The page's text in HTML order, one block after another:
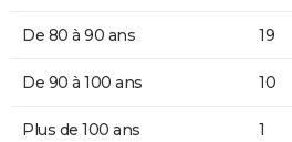
De 80 à 90 ans 19
De 90 à 100 ans 10
Plus de 100 ans 1